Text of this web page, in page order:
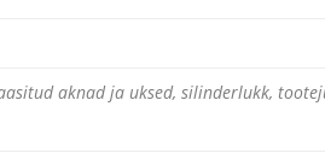
aknad ja uksed, silinderlukk,